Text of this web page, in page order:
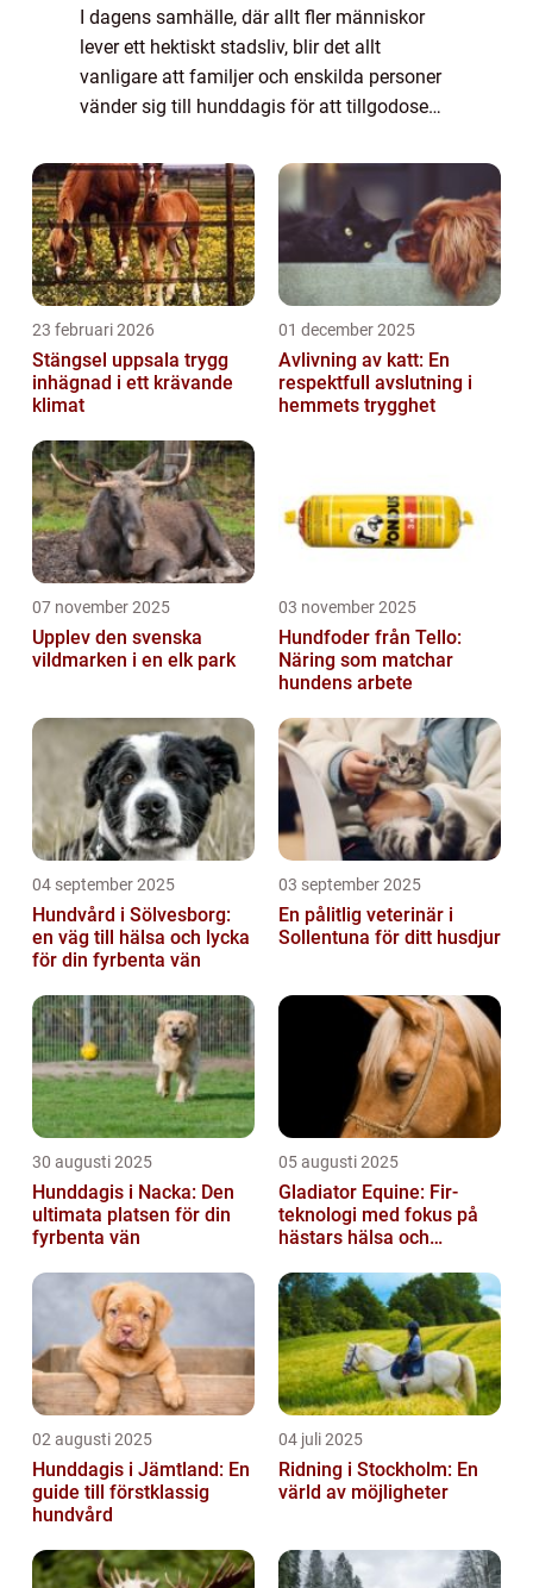
I dagens samhälle, där allt fler människor
lever ett hektiskt stadsliv, blir det allt
vanligare att familjer och enskilda personer
vänder sig till hunddagis för att tillgodose
och a...
23 februari 2026
Stängsel uppsala trygg
inhägnad i ett krävande
klimat
01 december 2025
Avlivning av katt: En
respektfull avslutning i
hemmets trygghet
07 november 2025
Upplev den svenska
vildmarken i en elk park
03 november 2025
Hundfoder från Tello:
Näring som matchar
hundens arbete
04 september 2025
Hundvård i Sölvesborg:
en väg till hälsa och lycka
för din fyrbenta vän
03 september 2025
En pålitlig veterinär i
Sollentuna för ditt husdjur
30 augusti 2025
Hunddagis i Nacka: Den
ultimata platsen för din
fyrbenta vän
05 augusti 2025
Gladiator Equine: Fir-
teknologi med fokus på
hästars hälsa och
02 augusti 2025
Hunddagis i Jämtland: En
guide till förstklassig
hundvård
04 juli 2025
Ridning i Stockholm: En
värld av möjligheter